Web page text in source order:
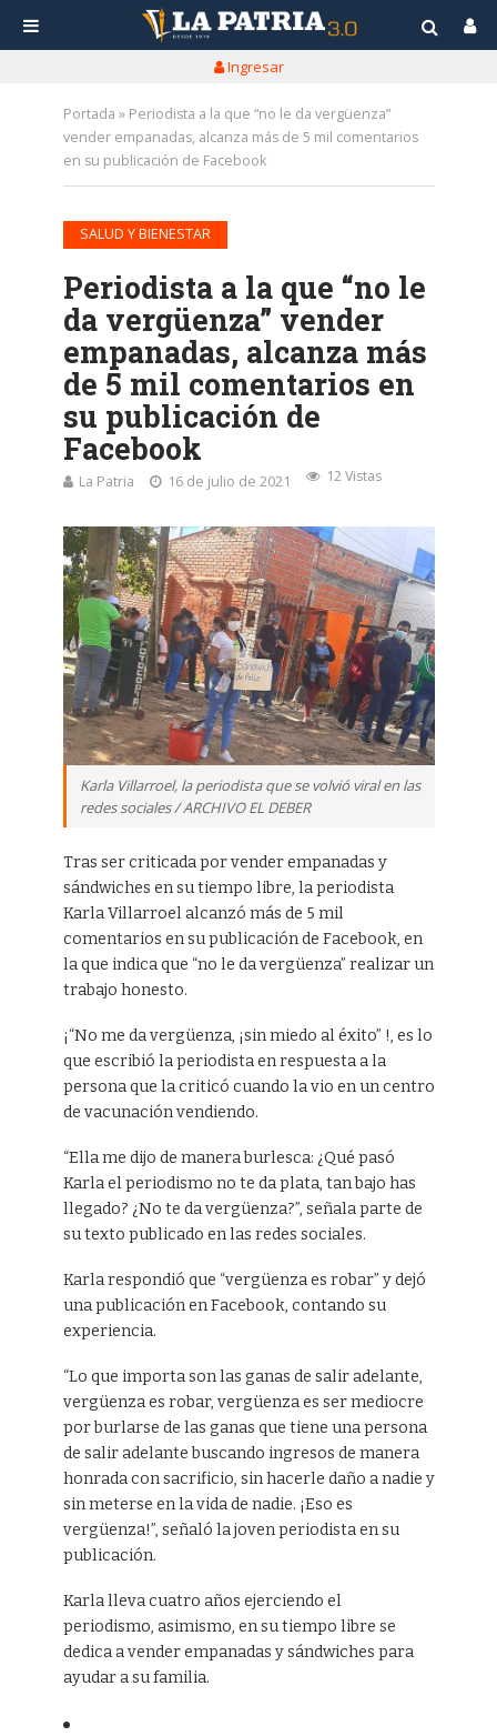
Ingresar
Portada » Periodista a la que “no le da vergüenza”
vender empanadas, alcanza más de 5 mil comentarios
en su publicación de Facebook
SALUD Y BIENESTAR
Periodista a la que “no le
da vergüenza” vender
empanadas, alcanza más
de 5 mil comentarios en
su publicación de
Facebook
La Patria 16 de julio de 2021 12 Vistas
Karla Villarroel, la periodista que se volvió viral en las
redes sociales / ARCHIVO EL DEBER
Tras ser criticada por vender empanadas y
sándwiches en su tiempo libre, la periodista
Karla Villarroel alcanzó más de 5 mil
comentarios en su publicación de Facebook, en
la que indica que “no le da vergüenza” realizar un
trabajo honesto.
¡“No me da vergüenza, ¡sin miedo al éxito” !, es lo
que escribió la periodista en respuesta a la
persona que la criticó cuando la vio en un centro
de vacunación vendiendo.
“Ella me dijo de manera burlesca: ¿Qué pasó
Karla el periodismo no te da plata, tan bajo has
llegado? ¿No te da vergüenza?”, señala parte de
su texto publicado en las redes sociales.
Karla respondió que “vergüenza es robar” y dejó
una publicación en Facebook, contando su
experiencia.
“Lo que importa son las ganas de salir adelante,
vergüenza es robar, vergüenza es ser mediocre
por burlarse de las ganas que tiene una persona
de salir adelante buscando ingresos de manera
honrada con sacrificio, sin hacerle daño a nadie y
sin meterse en la vida de nadie. ¡Eso es
vergüenza!”, señaló la joven periodista en su
publicación.
Karla lleva cuatro años ejerciendo el
periodismo, asimismo, en su tiempo libre se
dedica a vender empanadas y sándwiches para
ayudar a su familia.